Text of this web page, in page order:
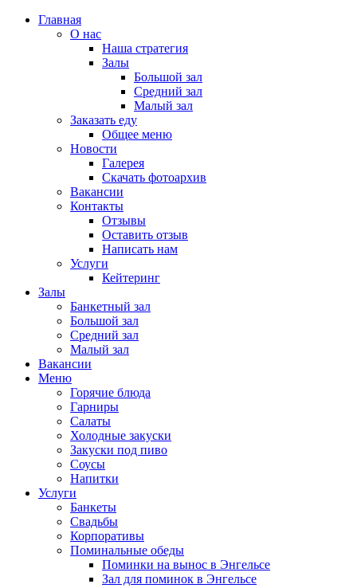
Главная
О нас
Наша стратегия
Залы
Большой зал
Средний зал
Малый зал
Заказать еду
Общее меню
Новости
Галерея
Скачать фотоархив
Вакансии
Контакты
Отзывы
Оставить отзыв
Написать нам
Услуги
Кейтеринг
Залы
Банкетный зал
Большой зал
Средний зал
Малый зал
Вакансии
Меню
Горячие блюда
Гарниры
Салаты
Холодные закуски
Закуски под пиво
Соусы
Напитки
Услуги
Банкеты
Свадьбы
Корпоративы
Поминальные обеды
Поминки на вынос в Энгельсе
Зал для поминок в Энгельсе